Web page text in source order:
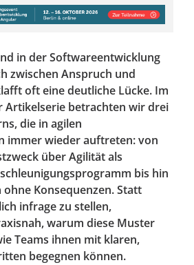
in der Softwareentwicklung
zwischen Anspruch und
oft eine deutliche Lücke. Im
Artikelserie betrachten wir drei
die in agilen
immer wieder auftreten: von
über Agilität als
bis hin
Konsequenzen. Statt
infrage zu stellen,
warum diese Muster
Teams ihnen mit klaren,
begegnen können.